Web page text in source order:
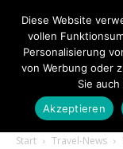
Start Travel-News
Diese Website
vollen
Personalisierung
von Werbung oder
Sie
Akzeptieren